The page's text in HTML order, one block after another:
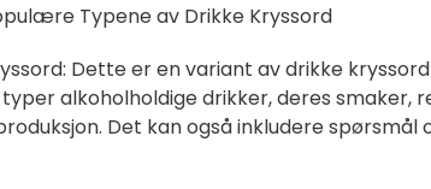
Typene av Drikke Kryssord
Dette er en variant av drikke
alkoholholdige drikker, deres smaker,
Det kan også inkludere spørsmål